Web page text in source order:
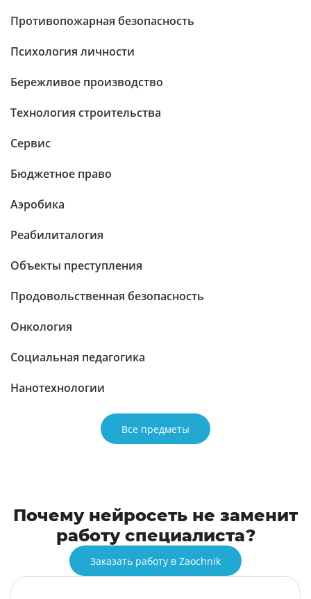
Противопожарная безопасность
Психология личности
Бережливое производство
Технология строительства
Сервис
Бюджетное право
Аэробика
Реабилиталогия
Объекты преступления
Продовольственная безопасность
Онкология
Социальная педагогика
Нанотехнологии
Все предметы
Почему нейросеть не заменит
работу специалиста?
Заказать работу в Zaochnik